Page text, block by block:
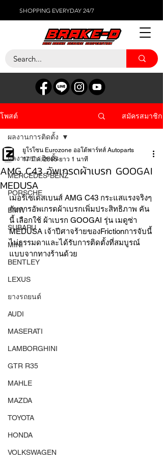
SHOPPING EVERYDAY 24/7
โพสต์ สมัครสมาชิก
ผลงานการติดตั้ง
MERCEDES-BENZ
PORSCHE
BMW
SUBARU
MINI
BENTLEY
LEXUS
ยางรถยนต์
AUDI
MASERATI
LAMBORGHINI
GTR R35
MAHLE
MAZDA
TOYOTA
HONDA
VOLKSWAGEN
ผลงานการติดตั้ง
AMG C43 อัพเกรดผ้าเบรก GOOGAI
MEDUSA
ยูโรโซน Eurozone ออโต้พาร์ทส์ Autoparts
17 มี.ค. 2565 ยาว 1 นาที
เมอร์เซเดสเบนส์ AMG C43 กระแสแรงจริงๆ
กับการอัพเกรดผ้าเบรกเพิ่มประสิทธิภาพ คัน
นี้ เลือกใช้ ผ้าเบรก GOOGAI รุ่น เมดูซ่า
MEDUSA เจ้าปีศาจร้ายของFrictionการจับนี้
ไม่ธรรมดาและได้รับการติดตั้งที่สมบูรณ์
แบบจากทางร้านด้วย